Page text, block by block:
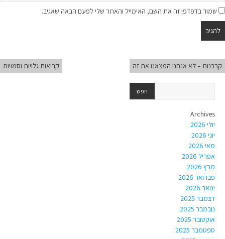
שמור בדפדפן זה את השם, האימייל והאתר שלי לפעם הבאה שאגיב.
קרבנות – לא אנחנו המצאנו את זה קריאות גלויות וסמויות
Archives
יולי 2026
יוני 2026
מאי 2026
אפריל 2026
מרץ 2026
פברואר 2026
ינואר 2026
דצמבר 2025
נובמבר 2025
אוקטובר 2025
ספטמבר 2025